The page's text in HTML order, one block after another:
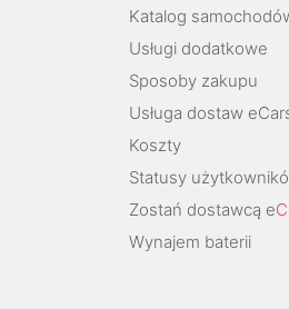
Katalog
Usługi dodatkowe
Sposoby zakupu
Usługa dostaw
Koszty
Statusy
Zostań dostawcą e
Wynajem baterii